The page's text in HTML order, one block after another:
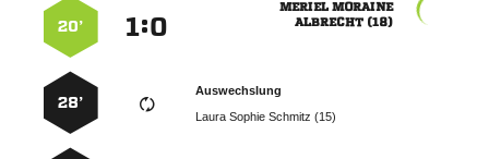
 
 
:
20’
Auswechslung
   
28’